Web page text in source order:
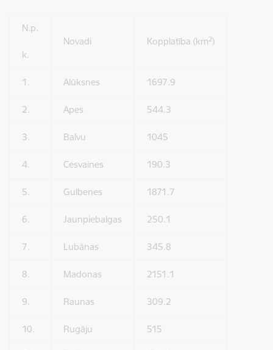
N.p.
k.
Novadi Kopplatība (km2)
1. Alūksnes 1697.9
2. Apes 544.3
3. Balvu 1045
4. Cesvaines 190.3
5. Gulbenes 1871.7
6. Jaunpiebalgas 250.1
7. Lubānas 345.8
8. Madonas 2151.1
9. Raunas 309.2
10. Rugāju 515